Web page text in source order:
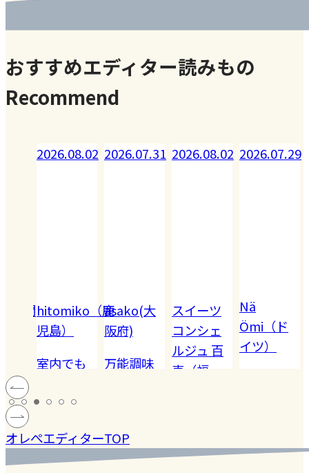
おすすめエディター読みもの
Recommend
（鹿
!! 愛
積
症
ン
健康
2026.07.31
asako(大
阪府)
万能調味
モン】を
みた！
ン
2026.08.02
スイーツ
コンシェ
恵（福
知らない
世界でも
2026.07.29
Nä
Ömi（ド
イツ）
ッシ
2026.07.28
Akiko（愛
知）
オレぺエディターTOP